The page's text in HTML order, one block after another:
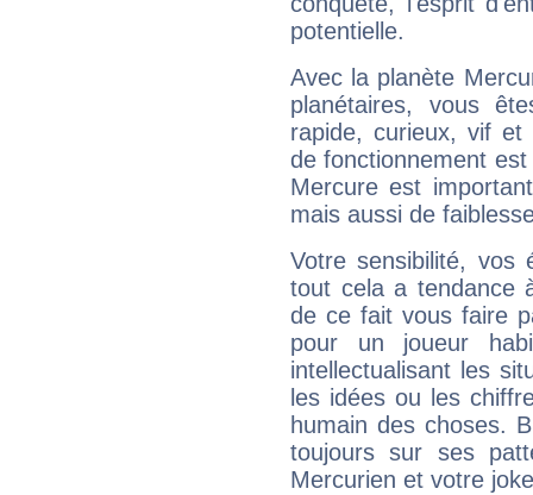
potentielle.
Avec la planète
planétaires, vous
rapide, curieux, vif et
de fonctionnement
Mercure est
mais aussi de
Votre sensibilité,
tout cela a tendance
de ce fait vous faire
pour un joueur
intellectualisant les
les idées ou les
humain des choses.
toujours sur ses
Mercurien et votre